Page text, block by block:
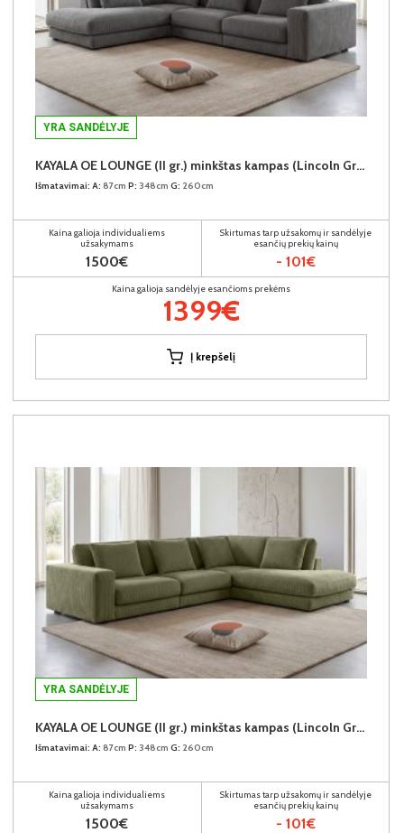
YRA SANDĖLYJE
KAYALA OE LOUNGE (II gr.) minkštas kampas (Lincoln Grey-90) K
Išmatavimai: A: 87cm P: 348cm G: 260cm
Kaina galioja individualiems
užsakymams
1500€
Skirtumas tarp užsakomų ir sandėlyje
esančių prekių kainų
- 101€
Kaina galioja sandėlyje esančioms prekėms
1399€
Į krepšelį
YRA SANDĖLYJE
KAYALA OE LOUNGE (II gr.) minkštas kampas (Lincoln Green-37) D
Išmatavimai: A: 87cm P: 348cm G: 260cm
Kaina galioja individualiems
užsakymams
1500€
Skirtumas tarp užsakomų ir sandėlyje
esančių prekių kainų
- 101€